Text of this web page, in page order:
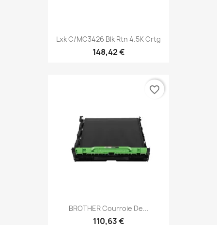
Lxk C/MC3426 Blk Rtn 4.5K Crtg
148,42 €
BROTHER Courroie De...
110,63 €
favorite_border